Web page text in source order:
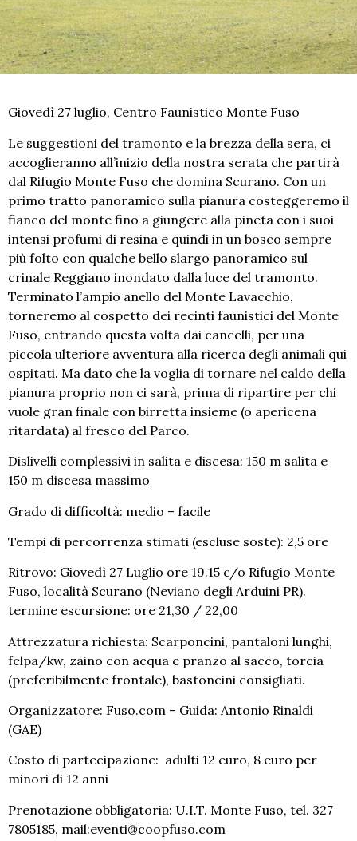
Giovedì 27 luglio, Centro Faunistico Monte Fuso
Le suggestioni del tramonto e la brezza della sera, ci
accoglieranno all’inizio della nostra serata che partirà
dal Rifugio Monte Fuso che domina Scurano. Con un
primo tratto panoramico sulla pianura costeggeremo il
fianco del monte fino a giungere alla pineta con i suoi
intensi profumi di resina e quindi in un bosco sempre
più folto con qualche bello slargo panoramico sul
crinale Reggiano inondato dalla luce del tramonto.
Terminato l’ampio anello del Monte Lavacchio,
torneremo al cospetto dei recinti faunistici del Monte
Fuso, entrando questa volta dai cancelli, per una
piccola ulteriore avventura alla ricerca degli animali qui
ospitati. Ma dato che la voglia di tornare nel caldo della
pianura proprio non ci sarà, prima di ripartire per chi
vuole gran finale con birretta insieme (o apericena
ritardata) al fresco del Parco.
Dislivelli complessivi in salita e discesa: 150 m salita e
150 m discesa massimo
Grado di difficoltà: medio – facile
Tempi di percorrenza stimati (escluse soste): 2,5 ore
Ritrovo: Giovedì 27 Luglio ore 19.15 c/o Rifugio Monte
Fuso, località Scurano (Neviano degli Arduini PR).
termine escursione: ore 21,30 / 22,00
Attrezzatura richiesta: Scarponcini, pantaloni lunghi,
felpa/kw, zaino con acqua e pranzo al sacco, torcia
(preferibilmente frontale), bastoncini consigliati.
Organizzatore: Fuso.com – Guida: Antonio Rinaldi
(GAE)
Costo di partecipazione: adulti 12 euro, 8 euro per
minori di 12 anni
Prenotazione obbligatoria: U.I.T. Monte Fuso, tel. 327
7805185, mail:eventi@coopfuso.com